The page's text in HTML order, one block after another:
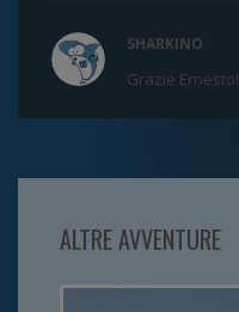
SHARKINO
Grazie Ernesto!
ALTRE AVVENTURE